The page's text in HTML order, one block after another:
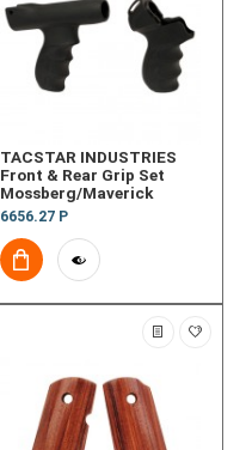
TACSTAR INDUSTRIES
Front & Rear Grip Set
Mossberg/Maverick
6656.27 Р